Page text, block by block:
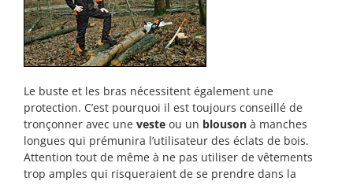
Le buste et les bras nécessitent également une
protection. C’est pourquoi il est toujours conseillé de
tronçonner avec une veste ou un blouson à manches
longues qui prémunira l’utilisateur des éclats de bois.
Attention tout de même à ne pas utiliser de vêtements
trop amples qui risqueraient de se prendre dans la